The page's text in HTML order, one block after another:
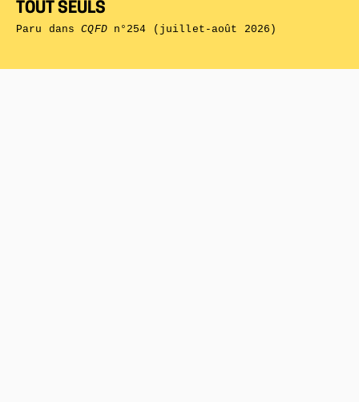
TOUT SEULS
Paru dansCQFDn°254 (juillet-août 2026)